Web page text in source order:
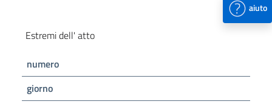
aiuto
Estremi dell' atto
numero
giorno